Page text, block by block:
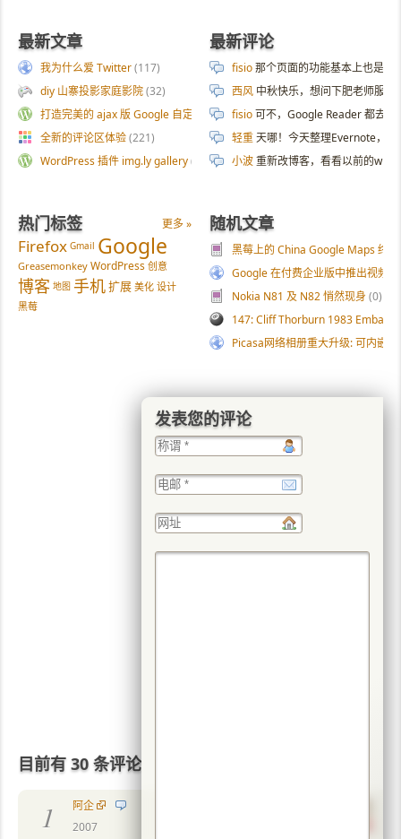
最新文章
我为什么爱 Twitter(117)
diy 山寨投影家庭影院(32)
打造完美的 ajax 版 Google 自定义搜索 (187)
全新的评论区体验(221)
WordPress 插件 img.ly gallery(54)
更多 »
热门标签
Firefox Gmail Google
Greasemonkey WordPress 创意
博客 地图 手机扩展 美化 设计
黑莓
最新评论
fisio那个页面的功能基本上也是
西风 中秋快乐，想问下肥老师服
fisio可不，Google Reader 都去
轻重天哪！今天整理Evernote，
小波重新改博客，看看以前的wp
随机文章
黑莓上的 China Google Maps 终
Google 在付费企业版中推出视频
Nokia N81 及 N82 悄然现身 (0)
147: Cliff Thorburn 1983
Picasa网络相册重大升级: 可内嵌
发表您的评论
目前有 30 条评论
1
阿企
2007